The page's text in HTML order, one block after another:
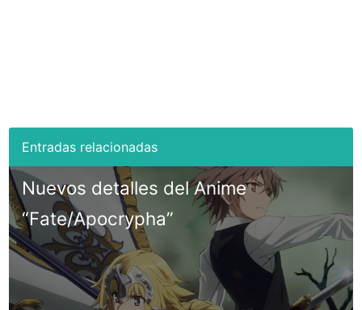
Nuevos detalles del Anime
“Fate/Apocrypha”